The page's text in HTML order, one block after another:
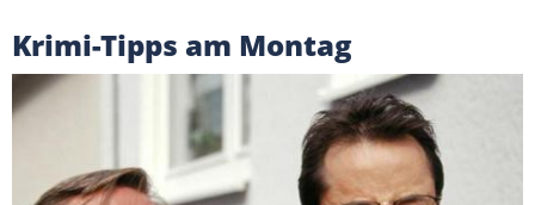
Krimi-Tipps am Montag